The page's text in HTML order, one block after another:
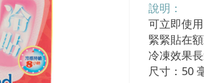
說明：
可立即使用
緊緊貼在
冷凍效果長
尺寸：50